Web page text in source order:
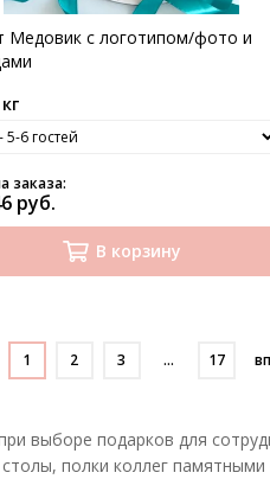
Медовик с логотипом/фото и
заказа:
руб.
В корзину
1 2 3 … 17
выборе подарков для
полки коллег